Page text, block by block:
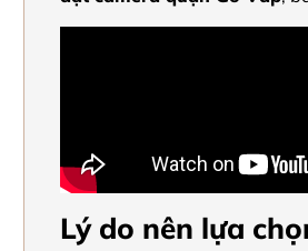
Lý do nên lựa